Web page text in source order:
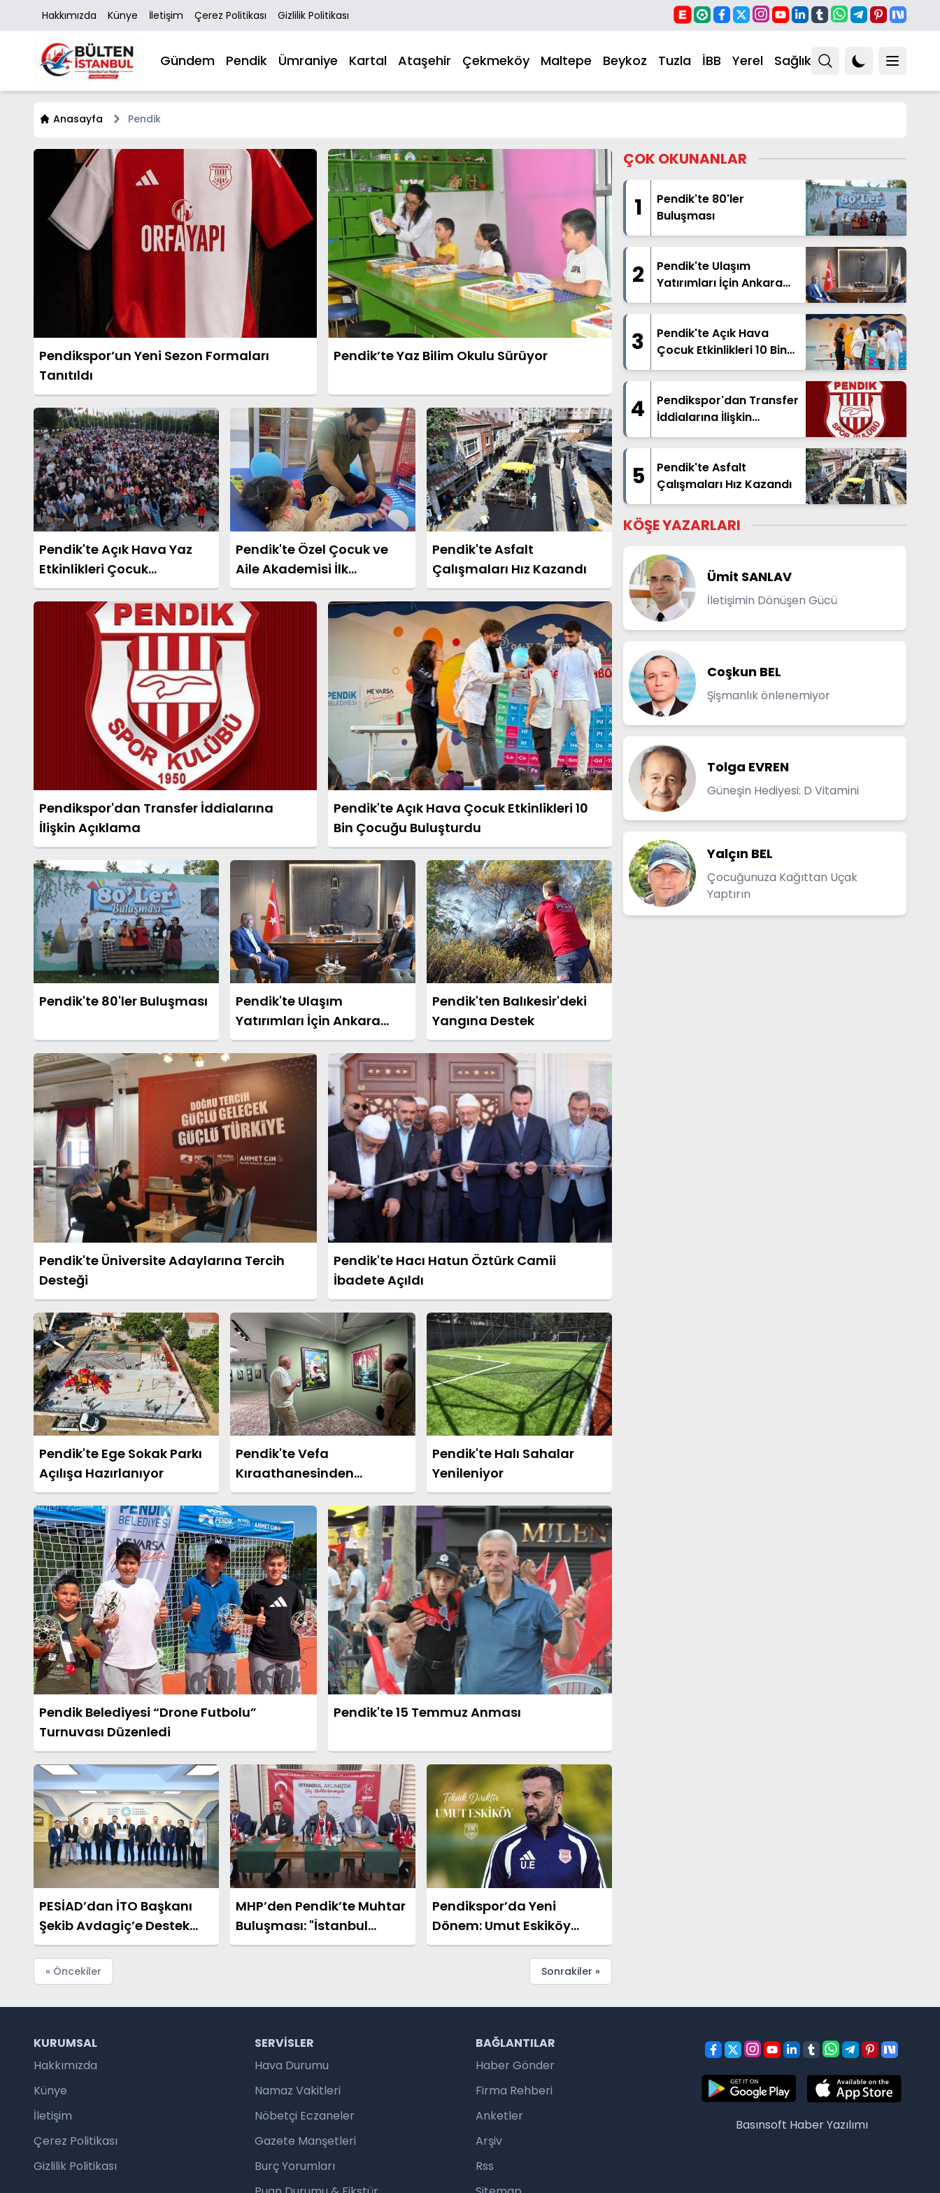
Hakkımızda Künye İletişim Çerez Politikası Gizlilik Politikası
Gündem Pendik Ümraniye Kartal Ataşehir Çekmeköy Maltepe Beykoz Tuzla İBB Yerel Sağlık
Anasayfa Pendik
Pendikspor’un Yeni Sezon Formaları
Tanıtıldı
Pendik’te Yaz Bilim Okulu Sürüyor
Pendik'te Açık Hava Yaz
Etkinlikleri Çocuk
Sinemasıyla Başladı
Pendik'te Özel Çocuk ve
Aile Akademisi İlk
Dönemini Tamamladı
Pendik'te Asfalt
Çalışmaları Hız Kazandı
Pendikspor'dan Transfer İddialarına
İlişkin Açıklama
Pendik'te Açık Hava Çocuk Etkinlikleri 10
Bin Çocuğu Buluşturdu
Pendik'te 80'ler Buluşması
Pendik'te Ulaşım
Yatırımları İçin Ankara
Teması
Pendik'ten Balıkesir'deki
Yangına Destek
Pendik'te Üniversite Adaylarına Tercih
Desteği
Pendik'te Hacı Hatun Öztürk Camii
İbadete Açıldı
Pendik'te Ege Sokak Parkı
Açılışa Hazırlanıyor
Pendik'te Vefa
Kıraathanesinden
Dolmabahçe'de Sergi
Pendik'te Halı Sahalar
Yenileniyor
Pendik Belediyesi “Drone Futbolu”
Turnuvası Düzenledi
Pendik'te 15 Temmuz Anması
PESİAD’dan İTO Başkanı
Şekib Avdagiç’e Destek
Ziyareti
MHP’den Pendik’te Muhtar
Buluşması: "İstanbul
Aklımızda, Söz
Pendikspor’da Yeni
Dönem: Umut Eskiköy
Teknik Direktör Oldu
« Öncekiler Sonrakiler »
ÇOK OKUNANLAR
1
Pendik'te 80'ler
Buluşması
2
Pendik'te Ulaşım
Yatırımları İçin Ankara
Teması
3
Pendik'te Açık Hava
Çocuk Etkinlikleri 10 Bin
Çocuğu Buluşturdu
4
Pendikspor'dan Transfer
İddialarına İlişkin
Açıklama
5
Pendik'te Asfalt
Çalışmaları Hız Kazandı
KÖŞE YAZARLARI
Ümit SANLAV
İletişimin Dönüşen Gücü
Coşkun BEL
Şişmanlık önlenemiyor
Tolga EVREN
Güneşin Hediyesi: D Vitamini
Yalçın BEL
Çocuğunuza Kağıttan Uçak
Yaptırın
KURUMSAL
Hakkımızda
Künye
İletişim
Çerez Politikası
Gizlilik Politikası
SERVISLER
Hava Durumu
Namaz Vakitleri
Nöbetçi Eczaneler
Gazete Manşetleri
Burç Yorumları
BAĞLANTILAR
Haber Gönder
Firma Rehberi
Anketler
Arşiv
Rss
Basınsoft Haber Yazılımı